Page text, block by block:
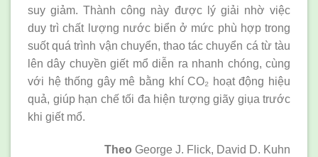
suy giảm. Thành công này được lý giải nhờ việc
duy trì chất lượng nước biển ở mức phù hợp trong
suốt quá trình vận chuyển, thao tác chuyển cá từ tàu
lên dây chuyền giết mổ diễn ra nhanh chóng, cùng
với hệ thống gây mê bằng khí CO₂ hoạt động hiệu
quả, giúp hạn chế tối đa hiện tượng giãy giụa trước
khi giết mổ.
Theo George J. Flick, David D. Kuhn